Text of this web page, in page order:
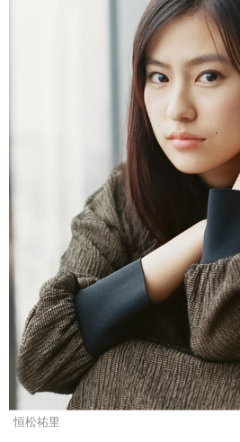
恒松祐里